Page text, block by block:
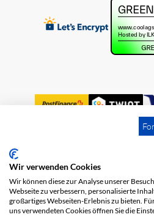
Impressum
Datenschutz
Wir verwenden Cookies
Wir können diese zur Analyse unserer
Webseite zu verbessern, personalisierte
großartiges Webseiten-Erlebnis zu bieten.
uns verwendeten Cookies öffnen Sie die